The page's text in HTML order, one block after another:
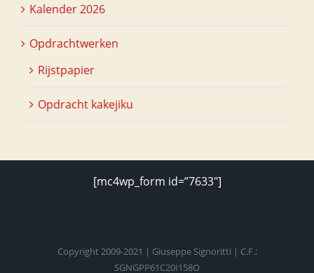
Kalender 2026
Opdrachtwerken
Rijstpapier
Opdracht kakejiku
[mc4wp_form id=”7633″]
Copyright 2009-2021 | Giuseppe Signoritti | C.F.:
SGNGPP61C20I158O